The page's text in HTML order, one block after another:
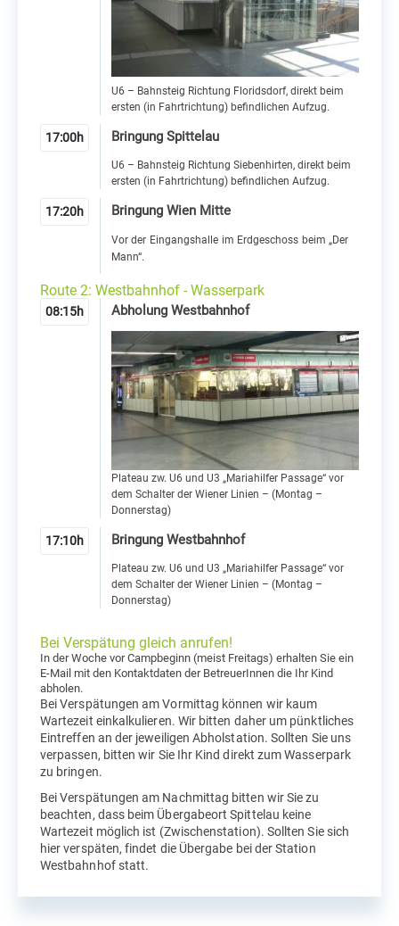
U6 – Bahnsteig Richtung Floridsdorf, direkt beim
ersten (in Fahrtrichtung) befindlichen Aufzug.
17:00h Bringung Spittelau
U6 – Bahnsteig Richtung Siebenhirten, direkt beim
ersten (in Fahrtrichtung) befindlichen Aufzug.
17:20h Bringung Wien Mitte
Vor der Eingangshalle im Erdgeschoss beim „Der
Mann“.
Route 2: Westbahnhof - Wasserpark
08:15h Abholung Westbahnhof
Plateau zw. U6 und U3 „Mariahilfer Passage“ vor
dem Schalter der Wiener Linien – (Montag –
Donnerstag)
17:10h Bringung Westbahnhof
Plateau zw. U6 und U3 „Mariahilfer Passage“ vor
dem Schalter der Wiener Linien – (Montag –
Donnerstag)
Bei Verspätung gleich anrufen!
In der Woche vor Campbeginn (meist Freitags) erhalten Sie ein
E-Mail mit den Kontaktdaten der BetreuerInnen die Ihr Kind
abholen.
Bei Verspätungen am Vormittag können wir kaum
Wartezeit einkalkulieren. Wir bitten daher um pünktliches
Eintreffen an der jeweiligen Abholstation. Sollten Sie uns
verpassen, bitten wir Sie Ihr Kind direkt zum Wasserpark
zu bringen.
Bei Verspätungen am Nachmittag bitten wir Sie zu
beachten, dass beim Übergabeort Spittelau keine
Wartezeit möglich ist (Zwischenstation). Sollten Sie sich
hier verspäten, findet die Übergabe bei der Station
Westbahnhof statt.